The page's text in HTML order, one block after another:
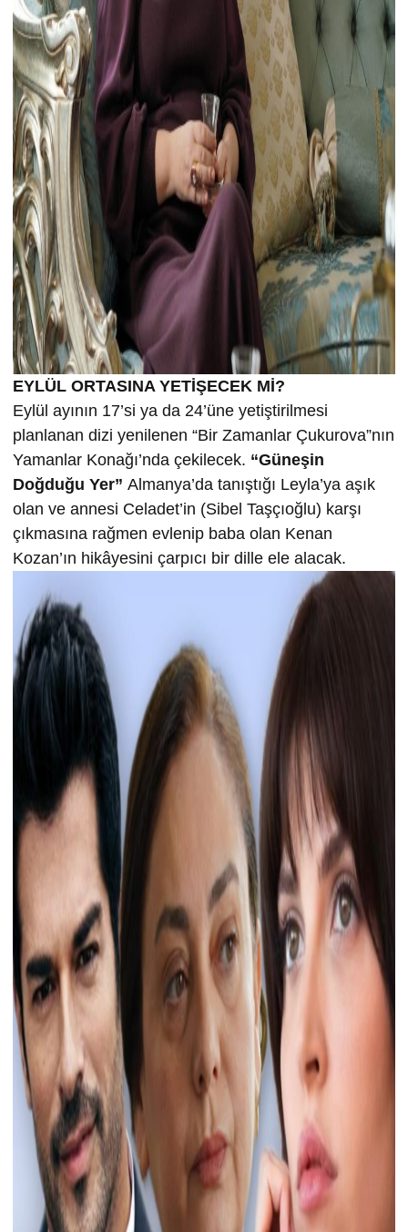
EYLÜL ORTASINA YETİŞECEK Mİ?
Eylül ayının 17’si ya da 24’üne yetiştirilmesi
planlanan dizi yenilenen “Bir Zamanlar Çukurova”nın
Yamanlar Konağı’nda çekilecek. “Güneşin
Doğduğu Yer” Almanya’da tanıştığı Leyla’ya aşık
olan ve annesi Celadet’in (Sibel Taşçıoğlu) karşı
çıkmasına rağmen evlenip baba olan Kenan
Kozan’ın hikâyesini çarpıcı bir dille ele alacak.